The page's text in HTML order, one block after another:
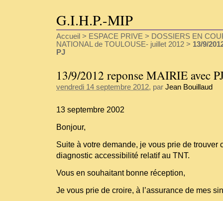
G.I.H.P.-MIP
Accueil > ESPACE PRIVE > DOSSIERS EN
NATIONAL de TOULOUSE- juillet 2012 > 13/9/
PJ
13/9/2012 reponse MAIRIE avec
vendredi 14 septembre 2012, par Jean Bouillaud
13 septembre 2002
Bonjour,
Suite à votre demande, je vous prie de trouver
diagnostic accessibilité relatif au TNT.
Vous en souhaitant bonne réception,
Je vous prie de croire, à l’assurance de mes